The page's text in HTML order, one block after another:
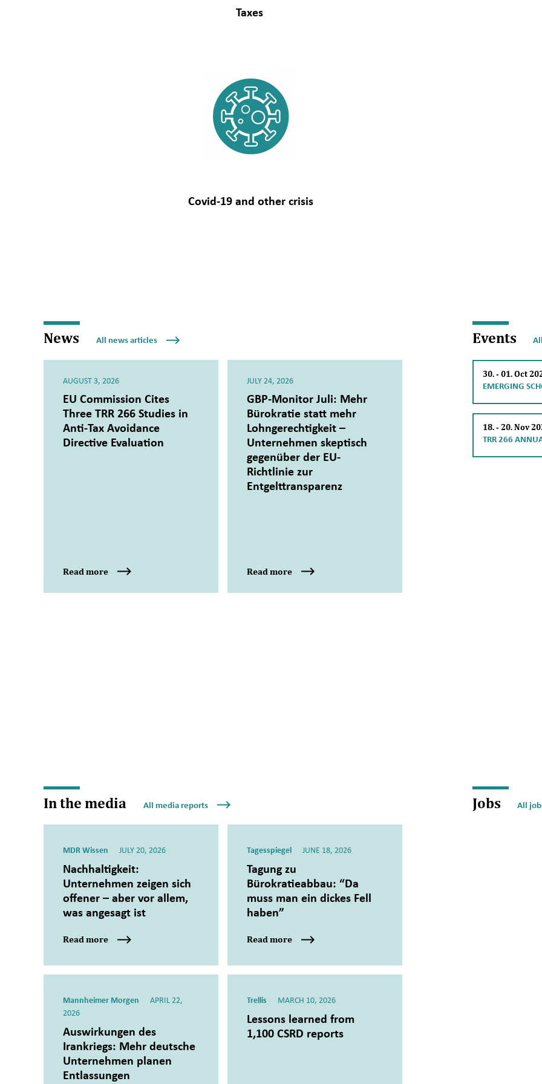
Taxes
Covid-19 and other crisis
News All news articles
EU Commission Cites
Three TRR 266 Studies in
Anti-Tax Avoidance
Directive Evaluation
AUGUST 3, 2026
Read more
GBP-Monitor Juli: Mehr
Bürokratie statt mehr
Lohngerechtigkeit –
Unternehmen skeptisch
gegenüber der EU-
Richtlinie zur
Entgelttransparenz
JULY 24, 2026
Read more
Events
EMERGING
30.‐ 01. Oct
TRR 266
18.‐ 20. Nov
In the media All media reports
Nachhaltigkeit:
Unternehmen zeigen sich
offener – aber vor allem,
was angesagt ist
MDR Wissen JULY 20, 2026
Read more
Tagung zu
Bürokratieabbau: “Da
muss man ein dickes Fell
haben”
Tagesspiegel JUNE 18, 2026
Read more
Auswirkungen des
Irankriegs: Mehr deutsche
Unternehmen planen
Entlassungen
Mannheimer Morgen
APRIL 22,
2026
Lessons learned from
1,100 CSRD reports
Trellis MARCH 10, 2026
Jobs All